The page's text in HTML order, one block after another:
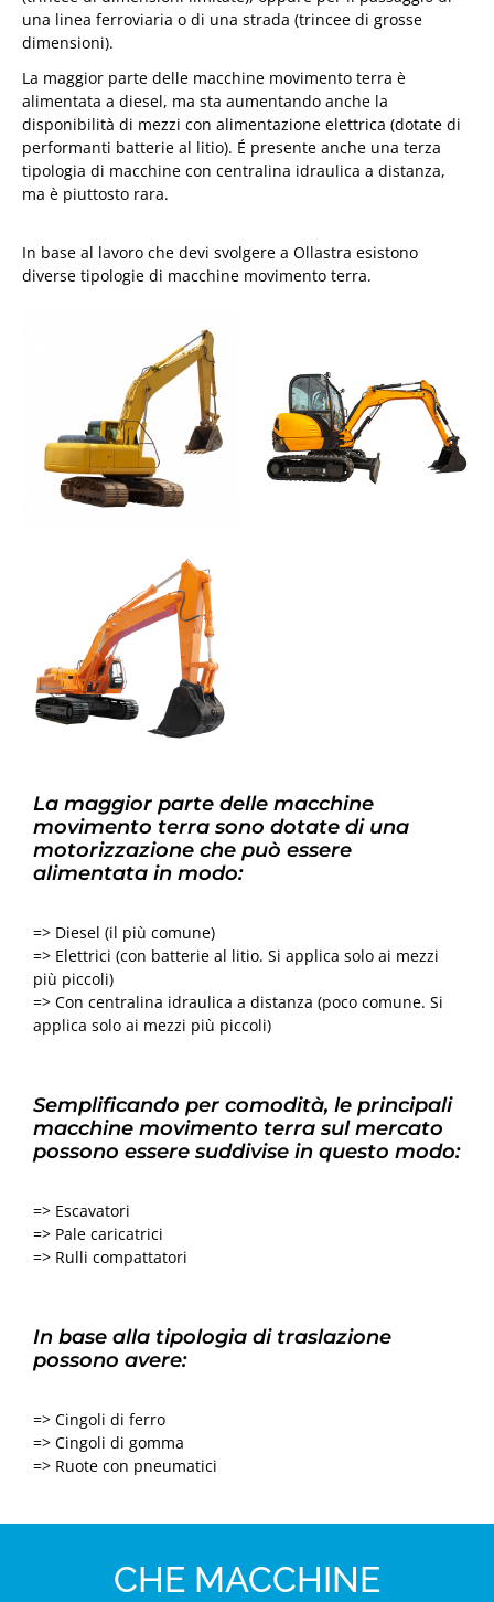
una linea ferroviaria o di una strada (trincee di grosse
dimensioni).
La maggior parte delle macchine movimento terra è
alimentata a diesel, ma sta aumentando anche la
disponibilità di mezzi con alimentazione elettrica (dotate di
performanti batterie al litio). É presente anche una terza
tipologia di macchine con centralina idraulica a distanza,
ma è piuttosto rara.
In base al lavoro che devi svolgere a Ollastra esistono
diverse tipologie di macchine movimento terra.
La maggior parte delle macchine
movimento terra sono dotate di una
motorizzazione che può essere
alimentata in modo:
=> Diesel (il più comune)
=> Elettrici (con batterie al litio. Si applica solo ai mezzi
più piccoli)
=> Con centralina idraulica a distanza (poco comune. Si
applica solo ai mezzi più piccoli)
Semplificando per comodità, le principali
macchine movimento terra sul mercato
possono essere suddivise in questo modo:
=> Escavatori
=> Pale caricatrici
=> Rulli compattatori
In base alla tipologia di traslazione
possono avere:
=> Cingoli di ferro
=> Cingoli di gomma
=> Ruote con pneumatici
CHE MACCHINE